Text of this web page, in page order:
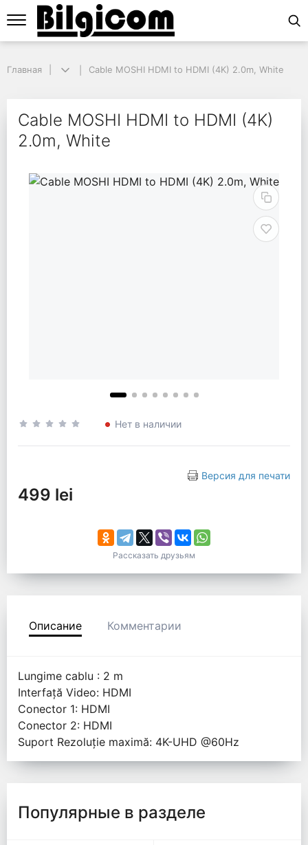
Cable MOSHI HDMI to HDMI (4K) 2.0m, White
Главная Cable MOSHI HDMI to HDMI (4K) 2.0m, White
Cable MOSHI HDMI to HDMI (4K)
2.0m, White
Нет в наличии
Версия для печати
499 lei
Рассказать друзьям
Описание Комментарии
Lungime cablu : 2 m
Interfață Video: HDMI
Conector 1: HDMI
Conector 2: HDMI
Suport Rezoluție maximă: 4K-UHD @60Hz
Популярные в разделе